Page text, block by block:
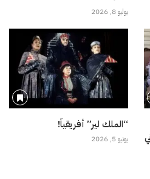
يوليو 8, 2026
“الملك لير” أفريقياً!
يونيو 5, 2026